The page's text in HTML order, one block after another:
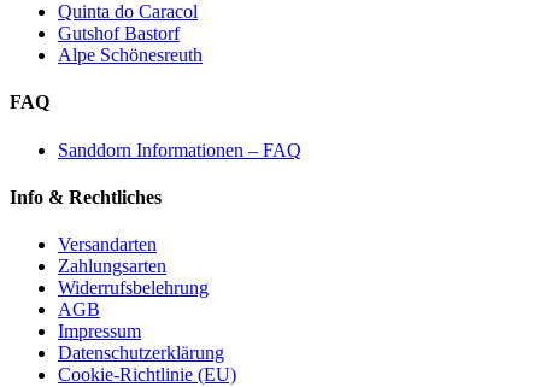
Quinta do Caracol
Gutshof Bastorf
Alpe Schönesreuth
FAQ
Sanddorn Informationen – FAQ
Info & Rechtliches
Versandarten
Zahlungsarten
Widerrufsbelehrung
AGB
Impressum
Datenschutzerklärung
Cookie-Richtlinie (EU)